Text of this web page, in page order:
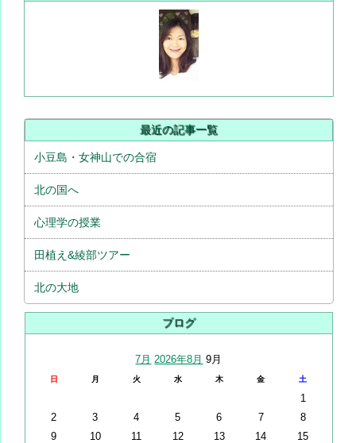
最近の記事一覧
小豆島・女神山での合宿
北の国へ
心理学の授業
田植え&綾部ツアー
北の大地
ブログ
7月 2026年8月 9月
日 月 火 水 木 金 土
1
2
3 4 5 6 7
8
9
10 11 12 13 14
15